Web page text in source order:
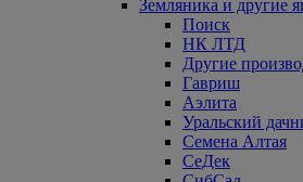
Земляника и другие
Поиск
НК ЛТД
Другие
Гавриш
Аэлита
Уральский
Семена Алтая
СеДек